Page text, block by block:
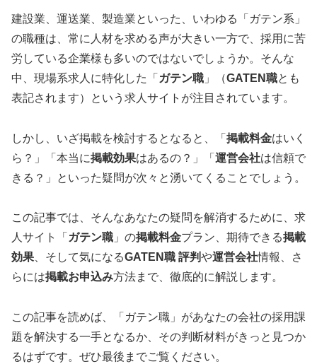
建設業、運送業、製造業といった、いわゆる「ガテン系」
の職種は、常に人材を求める声が大きい一方で、採用に苦
労している企業様も多いのではないでしょうか。そんな
中、現場系求人に特化した「 ガテン職 」（GATEN職とも
表記されます）という求人サイトが注目されています。
しかし、いざ掲載を検討するとなると、「 掲載料金はいく
ら？」「本当に掲載効果はあるの？」「 運営会社は信頼で
きる？」といった疑問が次々と湧いてくることでしょう。
この記事では、そんなあなたの疑問を解消するために、求
人サイト「 ガテン職 」の掲載料金プラン、期待できる掲載
効果 、そして気になるGATEN職 評判や運営会社情報、さ
らには掲載お申込み方法まで、徹底的に解説します。
この記事を読めば、「ガテン職」があなたの会社の採用課
題を解決する一手となるか、その判断材料がきっと見つか
るはずです。ぜひ最後までご覧ください。